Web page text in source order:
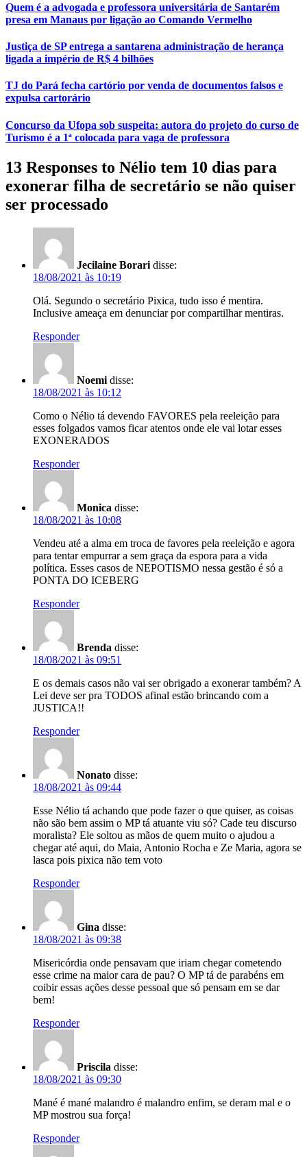
Quem é a advogada e professora universitária de Santarém
presa em Manaus por ligação ao Comando Vermelho
Justiça de SP entrega a santarena administração de herança
ligada a império de R$ 4 bilhões
TJ do Pará fecha cartório por venda de documentos falsos e
expulsa cartorário
Concurso da Ufopa sob suspeita: autora do projeto do curso de
Turismo é a 1ª colocada para vaga de professora
13 Responses to Nélio tem 10 dias para
exonerar filha de secretário se não quiser
ser processado
Jecilaine Borari disse:
18/08/2021 às 10:19
Olá. Segundo o secretário Pixica, tudo isso é mentira.
Inclusive ameaça em denunciar por compartilhar mentiras.
Responder
Noemi disse:
18/08/2021 às 10:12
Como o Nélio tá devendo FAVORES pela reeleição para
esses folgados vamos ficar atentos onde ele vai lotar esses
EXONERADOS
Responder
Monica disse:
18/08/2021 às 10:08
Vendeu até a alma em troca de favores pela reeleição e agora
para tentar empurrar a sem graça da espora para a vida
política. Esses casos de NEPOTISMO nessa gestão é só a
PONTA DO ICEBERG
Responder
Brenda disse:
18/08/2021 às 09:51
E os demais casos não vai ser obrigado a exonerar também? A
Lei deve ser pra TODOS afinal estão brincando com a
JUSTICA!!
Responder
Nonato disse:
18/08/2021 às 09:44
Esse Nélio tá achando que pode fazer o que quiser, as coisas
não são bem assim o MP tá atuante viu só? Cade teu discurso
moralista? Ele soltou as mãos de quem muito o ajudou a
chegar até aqui, do Maia, Antonio Rocha e Ze Maria, agora se
lasca pois pixica não tem voto
Responder
Gina disse:
18/08/2021 às 09:38
Misericórdia onde pensavam que iriam chegar cometendo
esse crime na maior cara de pau? O MP tá de parabéns em
coibir essas ações desse pessoal que só pensam em se dar
bem!
Responder
Priscila disse:
18/08/2021 às 09:30
Mané é mané malandro é malandro enfim, se deram mal e o
MP mostrou sua força!
Responder